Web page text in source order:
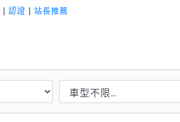
認證 站長推薦